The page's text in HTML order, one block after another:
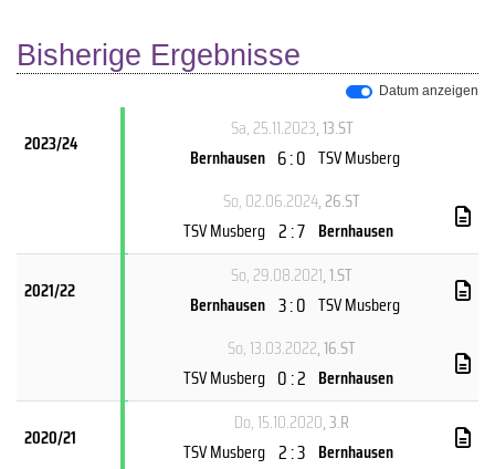
Bisherige Ergebnisse
Datum anzeigen
2023/24
Sa, 25.11.2023, 13.ST
Bernhausen 6 : 0 TSV Musberg
So, 02.06.2024, 26.ST
TSV Musberg 2 : 7 Bernhausen
2021/22
So, 29.08.2021, 1.ST
Bernhausen 3 : 0 TSV Musberg
So, 13.03.2022, 16.ST
TSV Musberg 0 : 2 Bernhausen
2020/21
Do, 15.10.2020, 3.R
TSV Musberg 2 : 3 Bernhausen